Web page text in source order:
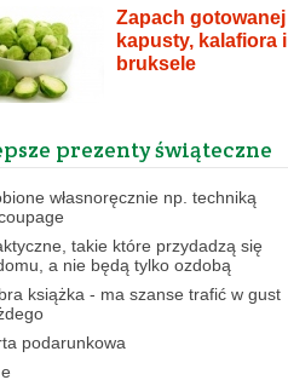
Zapach gotowanej
kapusty, kalafiora i
bruksele
prezenty świąteczne
własnoręcznie np. techniką
takie które przydadzą się
a nie będą tylko ozdobą
książka - ma szanse trafić w gust
podarunkowa